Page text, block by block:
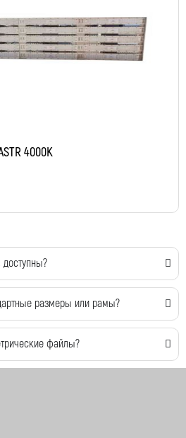
4000K
размеры или рамы?
файлы?